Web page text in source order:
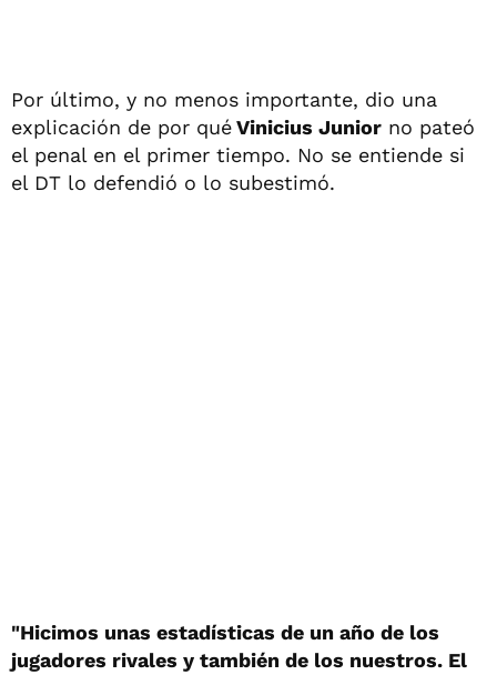
Por último, y no menos importante, dio una
explicación de por quéVinicius Junior no pateó
el penal en el primer tiempo. No se entiende si
el DT lo defendió o lo subestimó.
"Hicimos unas estadísticas de un año de los
jugadores rivales y también de los nuestros. El